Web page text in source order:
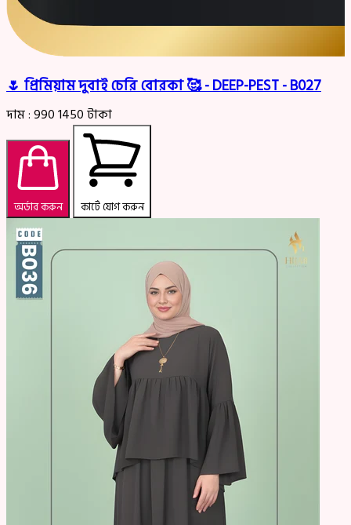
🌷 প্রিমিয়াম দুবাই চেরি বোরকা 🥰 - DEEP-PEST - B027
দাম :9901450টাকা
অর্ডার করুন কার্টে যোগ করুন